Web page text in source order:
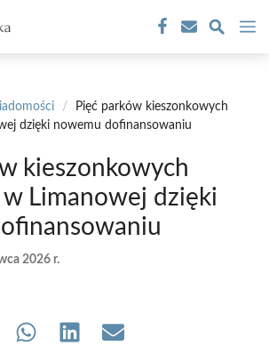
/
Pięć parków kieszonkowych
dzięki nowemu dofinansowaniu
kieszonkowych
Limanowej dzięki
2026 r.
Share Share Share